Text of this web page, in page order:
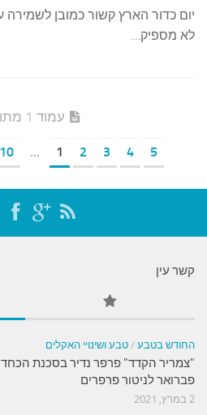
יום כדור הארץ קשור כמובן לשמירה
לא מספיק…
עמוד 1 מתוך 15
1 2 3 4 5
...
10
קשר עין
החודש בטבע / טבע ושינויי האקלים
"צמריר הקדד" פרפר נדיר בסכנת
פברואר לניטור פרפרים
2 במרץ, 2021